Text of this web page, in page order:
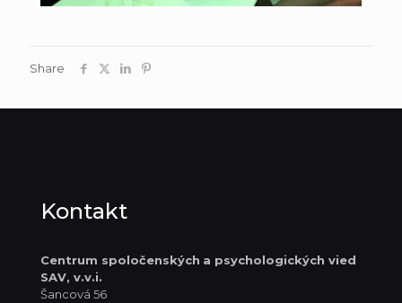
Share
Kontakt
Centrum spoločenských a psychologických vied
SAV, v.v.i.
Šancová 56